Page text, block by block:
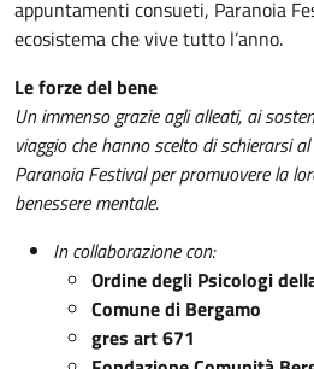
appuntamenti consueti, Paranoia
ecosistema che vive tutto l’anno.
Le forze del bene
Un immenso grazie agli alleati, ai
viaggio che hanno scelto di schierarsi
Paranoia Festival per promuovere la
benessere mentale.
In collaborazione con:
Ordine degli Psicologi
Comune di Bergamo
gres art 671